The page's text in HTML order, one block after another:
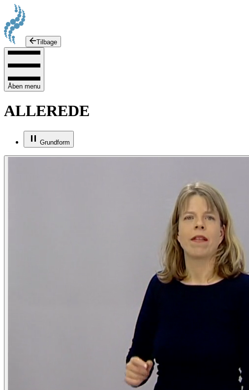
Tilbage
Åben menu
ALLEREDE
Grundform